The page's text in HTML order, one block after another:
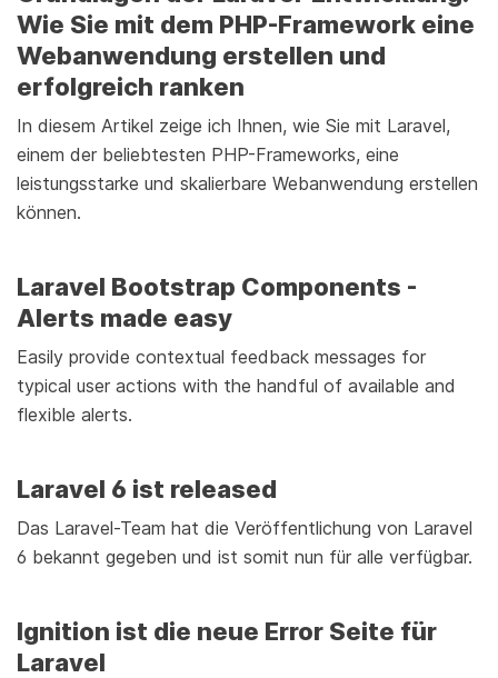
Wie Sie mit dem PHP-Framework eine
Webanwendung erstellen und
erfolgreich ranken
In diesem Artikel zeige ich Ihnen, wie Sie mit Laravel,
einem der beliebtesten PHP-Frameworks, eine
leistungsstarke und skalierbare Webanwendung erstellen
können.
Laravel Bootstrap Components -
Alerts made easy
Easily provide contextual feedback messages for
typical user actions with the handful of available and
flexible alerts.
Laravel 6 ist released
Das Laravel-Team hat die Veröffentlichung von Laravel
6 bekannt gegeben und ist somit nun für alle verfügbar.
Ignition ist die neue Error Seite für
Laravel